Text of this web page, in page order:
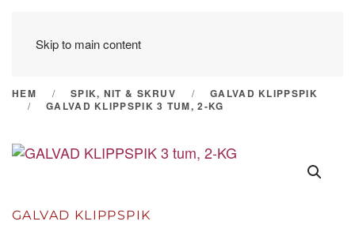
Skip to main content
HEM SPIK, NIT & SKRUV
GALVAD KLIPPSPIK
GALVAD KLIPPSPIK 3 TUM, 2-KG
GALVAD KLIPPSPIK